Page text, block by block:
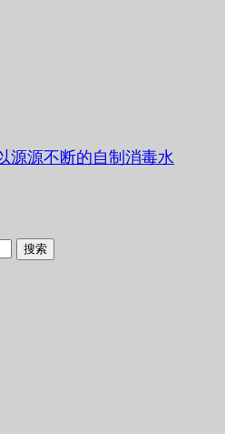
源源不断的自制消毒水